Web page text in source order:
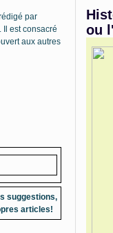
par
Il est consacré
aux autres
suggestions,
articles!
ou